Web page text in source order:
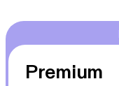
Premium